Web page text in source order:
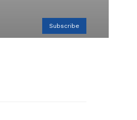
Subscribe